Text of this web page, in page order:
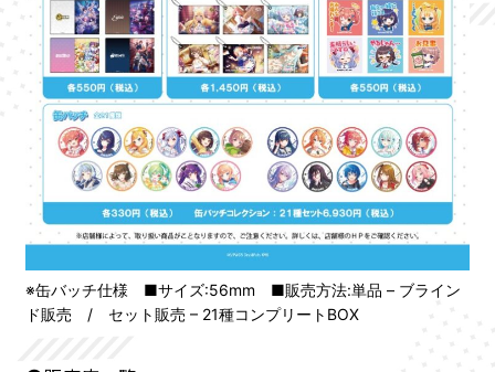
※缶バッチ仕様 ■サイズ:56mm ■販売方法:単品 – ブライン
ド販売 / セット販売 – 21種コンプリートBOX